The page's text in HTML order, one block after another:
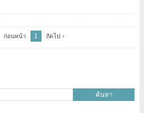
ก่อนหน้า 1 ถัดไป
ค้นหา